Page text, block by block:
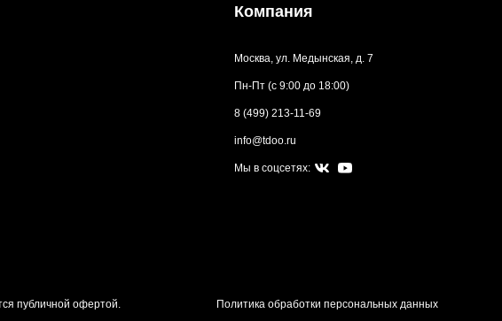
Компания
Москва, ул. Медынская, д. 7
Пн-Пт (с 9:00 до 18:00)
8 (499) 213-11-69
info@tdoo.ru
Мы в соцсетях:
публичной офертой. Политика обработки персональных данных